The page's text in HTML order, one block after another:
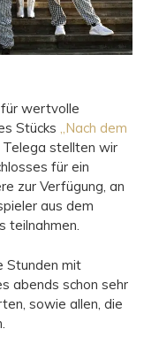
wertvolle
Stücks „Nach dem
Telega stellten wir
für ein
zur Verfügung, an
aus dem
teilnahmen.
Stunden mit
abends schon sehr
sowie allen, die